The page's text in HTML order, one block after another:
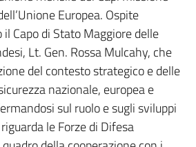
Europea. Ospite
Capo di Stato Maggiore delle
Lt. Gen. Rossa Mulcahy, che
del contesto strategico e delle
nazionale, europea e
sul ruolo e sugli sviluppi
le Forze di Difesa